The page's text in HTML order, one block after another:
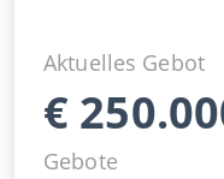
Aktuelles Gebot
€
Gebote